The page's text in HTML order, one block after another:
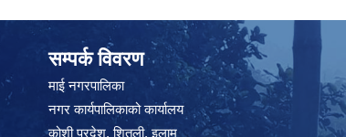
सम्पर्क विवरण
माई नगरपालिका
नगर कार्यपालिकाको कार्यालय
कोशी प्रदेश, शितली, इलाम